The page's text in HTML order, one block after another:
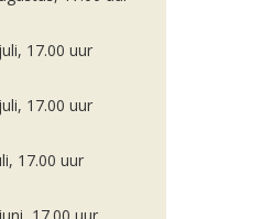
17.00 uur
17.00 uur
17.00 uur